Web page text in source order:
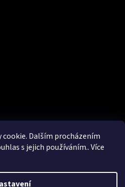
Dalším procházením
s jejich používáním.. Více